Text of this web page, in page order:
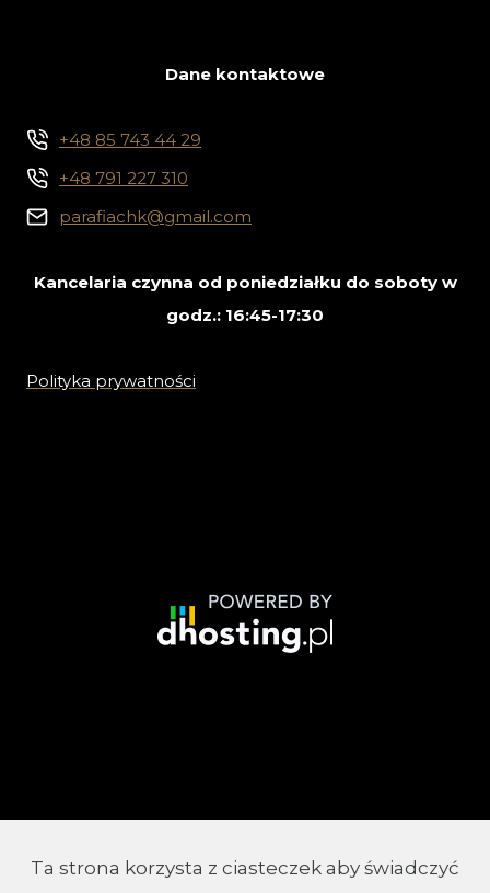
Dane kontaktowe
+48 85 743 44 29
+48 791 227 310
parafiachk@gmail.com
Kancelaria czynna od poniedziałku do soboty w
godz.: 16:45-17:30
Polityka prywatności
Ta strona korzysta z ciasteczek aby świadczyć